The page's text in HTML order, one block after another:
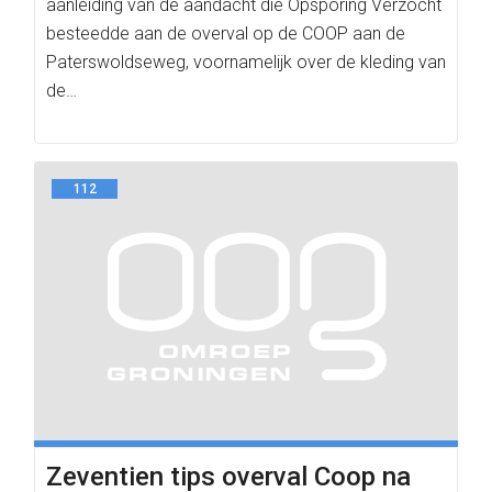
aanleiding van de aandacht die Opsporing Verzocht
besteedde aan de overval op de COOP aan de
Paterswoldseweg, voornamelijk over de kleding van
de…
112
Zeventien tips overval Coop na